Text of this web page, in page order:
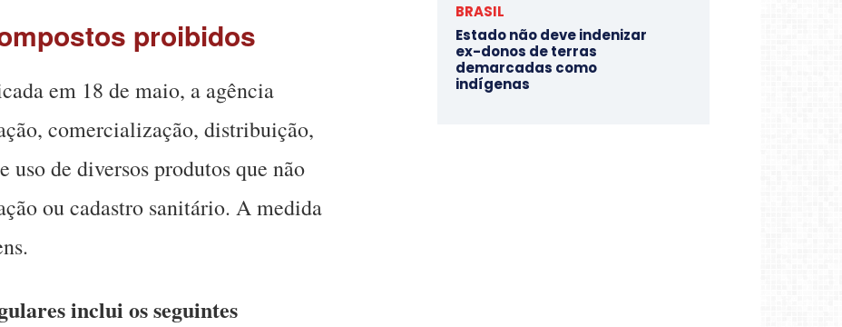
proibidos
em 18 de maio, a agência
comercialização, distribuição,
uso de diversos produtos que não
ou cadastro sanitário. A medida
inclui os seguintes
BRASIL
Estado não deve indenizar
ex-donos de terras
demarcadas como
indígenas